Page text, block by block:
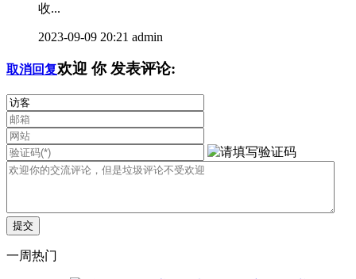
收...
2023-09-09 20:21 admin
取消回复欢迎 你发表评论:
一周热门